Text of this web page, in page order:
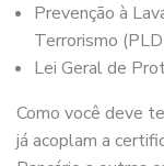
Prevenção à
Terrorismo
Lei Geral de
Como você deve
já acoplam a